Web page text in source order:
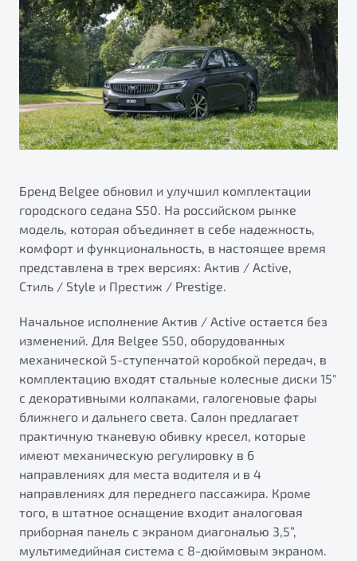
Яркий кроссовер
от 2 219 990 ₽*
Обзор В наличии
Элегантный и практичный седан
от 1 699 990 ₽*
Обзор В наличии
X70
Автокредит
Трейд-ин
Страхование
Расчет КАСКО
Узнайте о специальных выгодах при покупке
автомобиля Belgee
Подробно
Автомобили в наличии
Тест-драйв
Автокредит
Спецпредложения
ПОДДЕРЖКА
Гарантия Belgee
Belgee Линк
Belgee Клуб
Belgee Плюс
Клиентская поддержка
Помощь на дорогах
Будьте еще более уверены на дорогах с программой
"Помощь на дорогах"
Преимущества программы
О дилерском центре
Правовая информация
Бренд Belgee обновил и улучшил комплектации
городского седана S50. На российском рынке
модель, которая объединяет в себе надежность,
комфорт и функциональность, в настоящее время
представлена в трех версиях: Актив / Active,
Стиль / Style и Престиж / Prestige.
Начальное исполнение Актив / Active остается без
изменений. Для Belgee S50, оборудованных
механической 5-ступенчатой коробкой передач, в
комплектацию входят стальные колесные диски 15"
с декоративными колпаками, галогеновые фары
ближнего и дальнего света. Салон предлагает
практичную тканевую обивку кресел, которые
имеют механическую регулировку в 6
направлениях для места водителя и в 4
направлениях для переднего пассажира. Кроме
того, в штатное оснащение входит аналоговая
приборная панель с экраном диагональю 3,5”,
мультимедийная система с 8-дюймовым экраном.